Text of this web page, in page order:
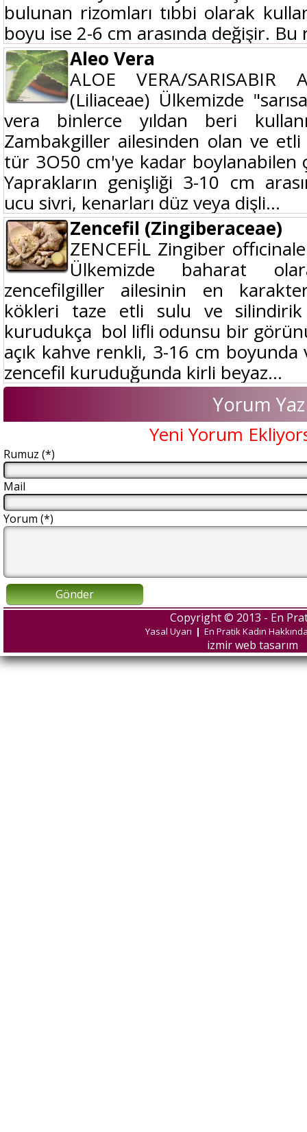
bulunan rizomları tıbbi olarak
boyu ise 2-6 cm arasında değişir. Bu
Aleo Vera
ALOE VERA/
(Liliaceae) Ülkemizde
vera binlerce yıldan beri
Zambakgiller ailesinden olan ve
tür 3O50 cm'ye kadar boylanabilen
Yaprakların genişliği 3-10 cm
ucu sivri, kenarları düz veya dişli...
Zencefil (Zingiberaceae)
ZENCEFİL Zingiber
Ülkemizde baharat
zencefilgiller ailesinin en
kökleri taze etli sulu ve
kurudukça bol lifli odunsu bir
açık kahve renkli, 3-16 cm boyunda
zencefil kuruduğunda kirli beyaz...
Yorum Yaz
Yeni Yorum
Rumuz (*)
Mail
Yorum (*)
Gönder
Copyright © 2013 - En
Yasal Uyarı | En Pratik Kadın
izmir web tasarım